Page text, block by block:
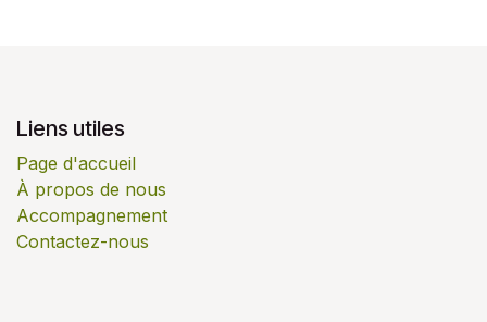
Liens utiles
Page d'accueil
À propos de nous
Accompagnement
Contactez-nous